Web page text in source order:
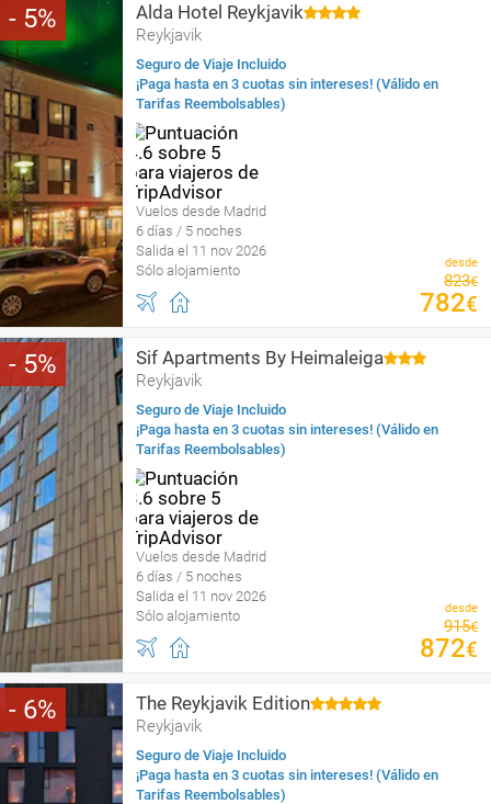
5 Alda Hotel Reykjavik
Reykjavik
Seguro de Viaje Incluido
¡Paga hasta en 3 cuotas sin intereses! (Válido en
Tarifas Reembolsables)
Vuelos desde Madrid
6 días / 5 noches
Salida el 11 nov 2026
Sólo alojamiento
desde
823€
782€
5 Sif Apartments By Heimaleiga
Reykjavik
Seguro de Viaje Incluido
¡Paga hasta en 3 cuotas sin intereses! (Válido en
Tarifas Reembolsables)
Vuelos desde Madrid
6 días / 5 noches
Salida el 11 nov 2026
Sólo alojamiento
desde
915€
872€
6 The Reykjavik Edition
Reykjavik
Seguro de Viaje Incluido
¡Paga hasta en 3 cuotas sin intereses! (Válido en
Tarifas Reembolsables)